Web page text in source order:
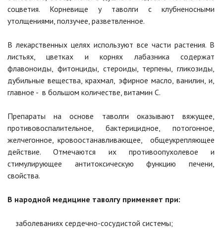
соцветия. Корневище у таволги с клубненосными
утолщениями, ползучее, разветвленное.
В лекарственных целях используют все части растения. В
листьях, цветках и корнях лабазника содержат
флавоноиды, фитонциды, стероиды, терпены, гликозиды,
дубильные вещества, крахмал, эфирное масло, ванилин, и,
главное - в большом количестве, витамин С.
Препараты на основе таволги оказывают вяжущее,
противовоспалительное, бактерицидное, потогонное,
желчегонное, кровоостанавливающее, общеукрепляющее
действие. Отмечаются их противоопухолевое и
стимулирующее антитоксическую функцию печени,
свойства.
В народной медицине таволгу применяет при:
заболеваниях сердечно-сосудистой системы;